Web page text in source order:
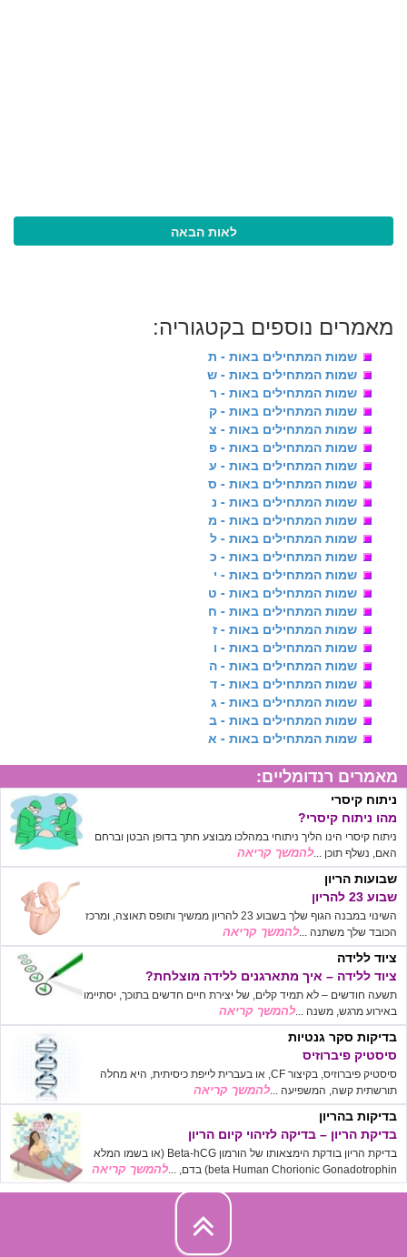
לאות הבאה
מאמרים נוספים בקטגוריה:
שמות המתחילים באות - ת
שמות המתחילים באות - ש
שמות המתחילים באות - ר
שמות המתחילים באות - ק
שמות המתחילים באות - צ
שמות המתחילים באות - פ
שמות המתחילים באות - ע
שמות המתחילים באות - ס
שמות המתחילים באות - נ
שמות המתחילים באות - מ
שמות המתחילים באות - ל
שמות המתחילים באות - כ
שמות המתחילים באות - י
שמות המתחילים באות - ט
שמות המתחילים באות - ח
שמות המתחילים באות - ז
שמות המתחילים באות - ו
שמות המתחילים באות - ה
שמות המתחילים באות - ד
שמות המתחילים באות - ג
שמות המתחילים באות - ב
שמות המתחילים באות - א
מאמרים רנדומליים:
ניתוח קיסרי
מהו ניתוח קיסרי?
ניתוח קיסרי הינו הליך ניתוחי במהלכו מבוצע חתך בדופן הבטן וברחם
האם, נשלף תוכן ...להמשך קריאה
שבועות הריון
שבוע 23 להריון
השינוי במבנה הגוף שלך בשבוע 23 להריון ממשיך ותופס תאוצה, ומרכז
הכובד שלך משתנה ...להמשך קריאה
ציוד ללידה
ציוד ללידה – איך מתארגנים ללידה מוצלחת?
תשעה חודשים – לא תמיד קלים, של יצירת חיים חדשים בתוכך, יסתיימו
באירוע מרגש, משנה ...להמשך קריאה
בדיקות סקר גנטיות
סיסטיק פיברוזיס
סיסטיק פיברוזיס, בקיצור CF, או בעברית לייפת כיסיתית, היא מחלה
תורשתית קשה, המשפיעה ...להמשך קריאה
בדיקות בהריון
בדיקת הריון – בדיקה לזיהוי קיום הריון
בדיקת הריון בודקת הימצאותו של הורמון Beta-hCG (או בשמו המלא
beta Human Chorionic Gonadotrophin) בדם, ...
להמשך קריאה